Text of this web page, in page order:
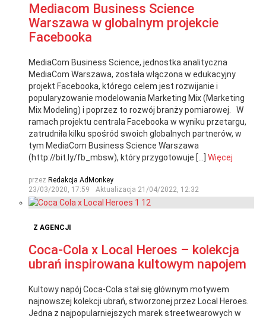
Mediacom Business Science
Warszawa w globalnym projekcie
Facebooka
MediaCom Business Science, jednostka analityczna
MediaCom Warszawa, została włączona w edukacyjny
projekt Facebooka, którego celem jest rozwijanie i
popularyzowanie modelowania Marketing Mix (Marketing
Mix Modeling) i poprzez to rozwój branży pomiarowej. W
ramach projektu centrala Facebooka w wyniku przetargu,
zatrudniła kilku spośród swoich globalnych partnerów, w
tym MediaCom Business Science Warszawa
(http://bit.ly/fb_mbsw), który przygotowuje […] Więcej
przez Redakcja AdMonkey
23/03/2020, 17:59
Aktualizacja 21/04/2022, 12:32
Z AGENCJI
Coca-Cola x Local Heroes – kolekcja
ubrań inspirowana kultowym napojem
Kultowy napój Coca-Cola stał się głównym motywem
najnowszej kolekcji ubrań, stworzonej przez Local Heroes.
Jedna z najpopularniejszych marek streetwearowych w